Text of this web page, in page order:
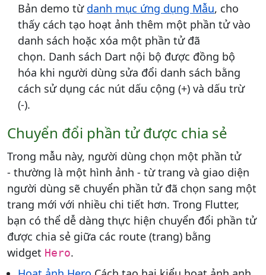
Bản demo từ danh mục ứng dụng Mẫu, cho
thấy cách tạo hoạt ảnh thêm một phần tử vào
danh sách hoặc xóa một phần tử đã
chọn. Danh sách Dart nội bộ được đồng bộ
hóa khi người dùng sửa đổi danh sách bằng
cách sử dụng các nút dấu cộng (+) và dấu trừ
(-).
Chuyển đổi phần tử được chia sẻ
Trong mẫu này, người dùng chọn một phần tử
- thường là một hình ảnh - từ trang và giao diện
người dùng sẽ chuyển phần tử đã chọn sang một
trang mới với nhiều chi tiết hơn. Trong Flutter,
bạn có thể dễ dàng thực hiện chuyển đổi phần tử
được chia sẻ giữa các route (trang) bằng
widget Hero.